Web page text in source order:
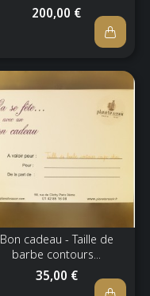
200,00 €
Bon cadeau - Taille de
barbe contours...
35,00 €